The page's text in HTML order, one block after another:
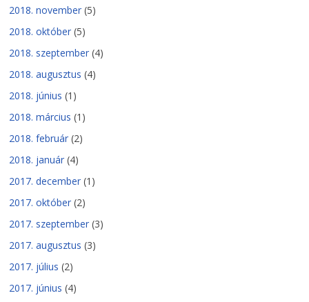
2018. november (5)
2018. október (5)
2018. szeptember (4)
2018. augusztus (4)
2018. június (1)
2018. március (1)
2018. február (2)
2018. január (4)
2017. december (1)
2017. október (2)
2017. szeptember (3)
2017. augusztus (3)
2017. július (2)
2017. június (4)